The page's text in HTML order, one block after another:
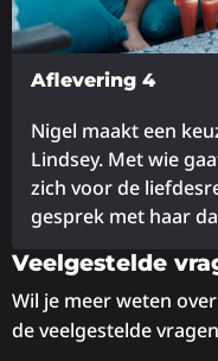
Aflevering 4
Nigel maakt een
Lindsey. Met wie
zich voor de
gesprek met haar
Lees
meer
over
Veelgestelde
Wil je meer weten
de veelgestelde